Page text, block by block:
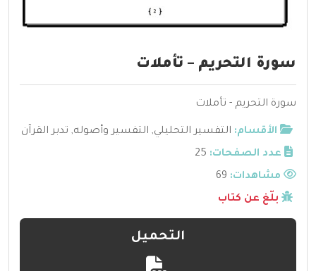
سورة التحريم – تأملات
سورة التحريم - تأملات
الأقسام: التفسير التحليلي, التفسير وأصوله, تدبر القرآن
عدد الصفحات: 25
مشاهدات:
بلّغ عن كتاب
التحميل